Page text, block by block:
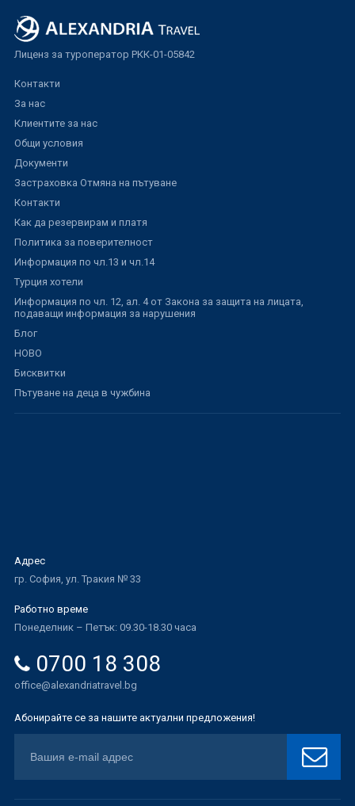
Лиценз за туроператор РКК-01-05842
Контакти
За нас
Клиентите за нас
Общи условия
Документи
Застраховка Отмяна на пътуване
Контакти
Как да резервирам и платя
Политика за поверителност
Информация по чл.13 и чл.14
Турция хотели
Информация по чл. 12, ал. 4 от Закона за защита на лицата,
подаващи информация за нарушения
Блог
НОВО
Бисквитки
Пътуване на деца в чужбина
Адрес
гр. София, ул. Тракия № 33
Работно време
Понеделник – Петък: 09.30-18.30 часа
0700 18 308
office@alexandriatravel.bg
Абонирайте се за нашите актуални предложения!